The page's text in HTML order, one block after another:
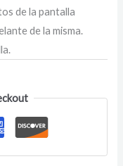
de la pantalla
de la misma.